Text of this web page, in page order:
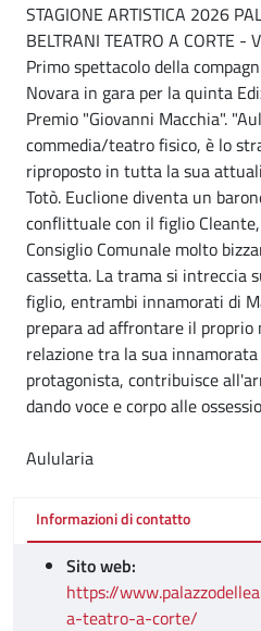
STAGIONE ARTISTICA 2026
BELTRANI TEATRO A CORTE -
Primo spettacolo della
Novara in gara per la quinta
Premio "Giovanni Macchia".
commedia/teatro fisico, è lo
riproposto in tutta la sua
Totò. Euclione diventa un
conflittuale con il figlio
Consiglio Comunale molto
cassetta. La trama si intreccia
figlio, entrambi innamorati di
prepara ad affrontare il
relazione tra la sua
protagonista, contribuisce
dando voce e corpo alle
Aulularia
Informazioni di contatto
Sito web:
https://
a-teatro-a-corte/